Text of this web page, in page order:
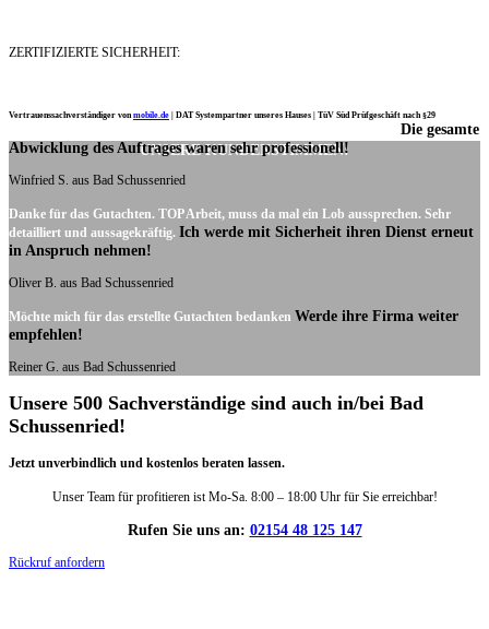
ZERTIFIZIERTE SICHERHEIT:
Vertrauenssachverständiger vonmobile.de DAT Systempartner unseres Hauses | TüV Süd Prüfgeschäft nach §29
UNSERE KUNDENSTIMMEN:
Die gesamte
Abwicklung des Auftrages waren sehr professionell!
Winfried S. aus Bad Schussenried
Danke für das Gutachten. TOP Arbeit, muss da mal ein Lob aussprechen. Sehr
detailliert und aussagekräftig. Ich werde mit Sicherheit ihren Dienst erneut
in Anspruch nehmen!
Oliver B. aus Bad Schussenried
Möchte mich für das erstellte Gutachten bedanken Werde ihre Firma weiter
empfehlen!
Reiner G. aus Bad Schussenried
Unsere 500 Sachverständige sind auch in/bei Bad
Schussenried!
Jetzt unverbindlich und kostenlos beraten lassen.
Unser Team für profitieren ist Mo-Sa. 8:00 – 18:00 Uhr für Sie erreichbar!
Rufen Sie uns an: 02154 48 125 147
Rückruf anfordern